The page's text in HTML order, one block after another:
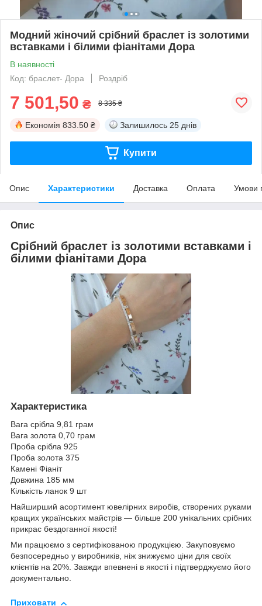
Модний жіночий срібний браслет із золотими
вставками і білими фіанітами Дора
В наявності
Код: браслет- Дора
Роздріб
7 501,50 ₴ 8 335 ₴
Економія 833.50 ₴ Залишилось 25 днів
Купити
Опис Характеристики Доставка Оплата Умови
Опис
Срібний браслет із золотими вставками і
білими фіанітами Дора
Характеристика
Вага срібла 9,81 грам
Вага золота 0,70 грам
Проба срібла 925
Проба золота 375
Камені Фіаніт
Довжина 185 мм
Кількість ланок 9 шт
Найширший асортимент ювелірних виробів, створених руками
кращих українських майстрів — більше 200 унікальних срібних
прикрас бездоганної якості!
Ми працюємо з сертифікованою продукцією. Закуповуємо
безпосередньо у виробників, ніж знижуємо ціни для своїх
клієнтів на 20%. Завжди впевнені в якості і підтверджуємо його
документально.
Приховати